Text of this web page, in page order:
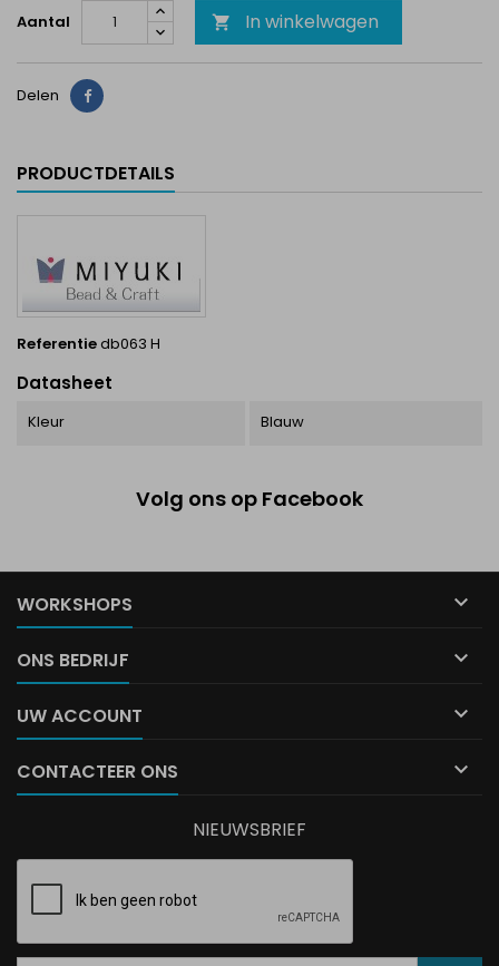
Aantal  In winkelwagen
Delen Delen
PRODUCTDETAILS
Referentiedb063 H
Datasheet
Kleur Blauw
Volg ons op Facebook
WORKSHOPS 
ONS BEDRIJF 
UW ACCOUNT 
CONTACTEER ONS 
NIEUWSBRIEF